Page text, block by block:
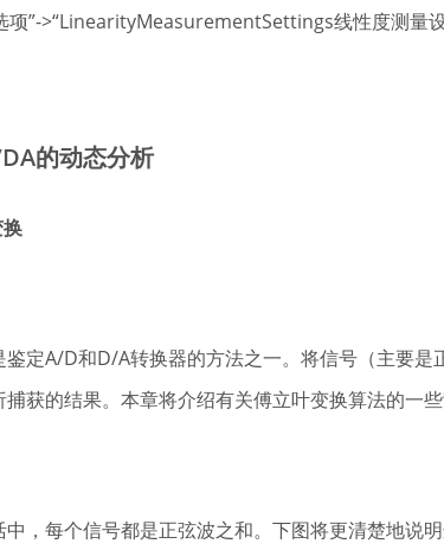
项”->“LinearityMeasurementSettings线性度测量设
的动态分析
鉴定A/D和D/A转换器的方法之一。将信号（主要
获的结果。本章将介绍有关傅立叶变换算法的一些
中，每个信号都是正弦波之和。下图将更清楚地说